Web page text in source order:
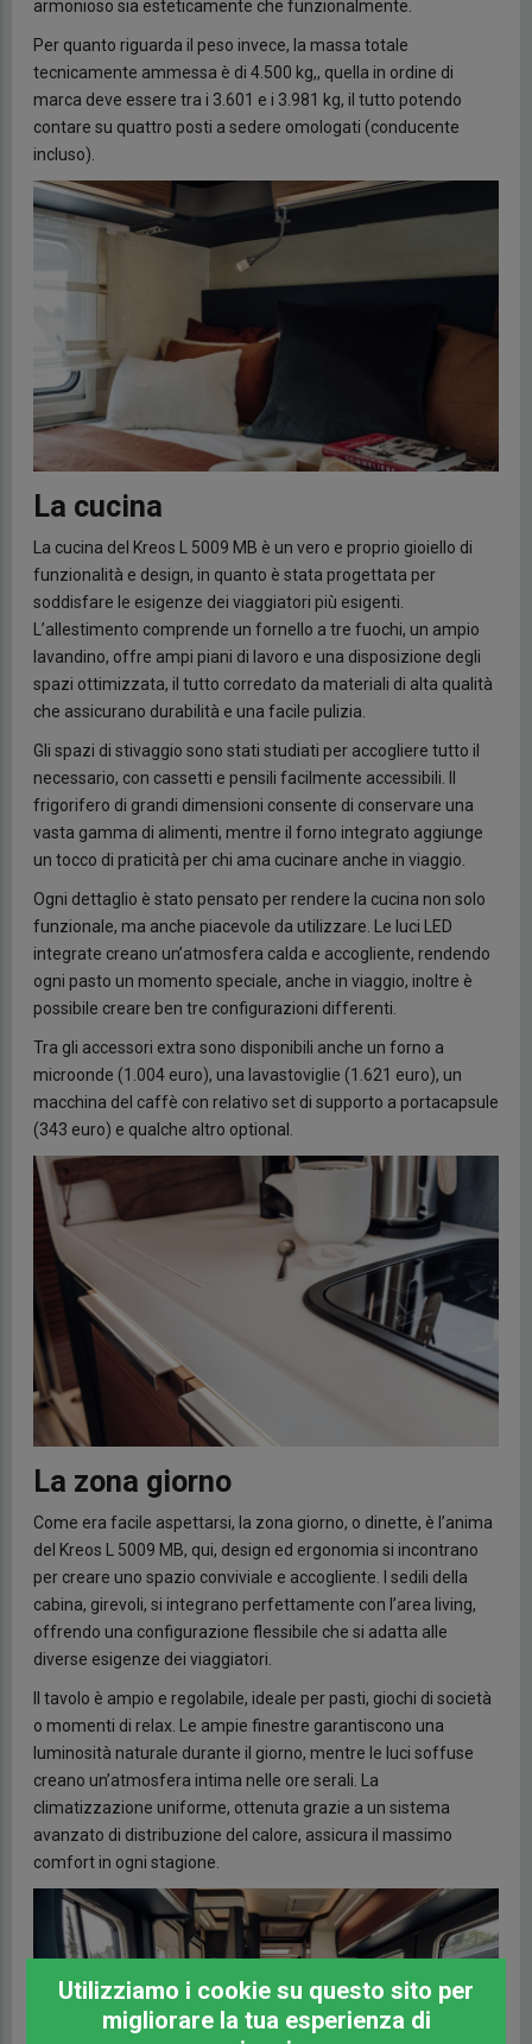
armonioso sia esteticamente che funzionalmente.
Per quanto riguarda il peso invece, la massa totale
tecnicamente ammessa è di 4.500 kg,, quella in ordine di
marca deve essere tra i 3.601 e i 3.981 kg, il tutto potendo
contare su quattro posti a sedere omologati (conducente
incluso).
La cucina
La cucina del Kreos L 5009 MB è un vero e proprio gioiello di
funzionalità e design, in quanto è stata progettata per
soddisfare le esigenze dei viaggiatori più esigenti.
L’allestimento comprende un fornello a tre fuochi, un ampio
lavandino, offre ampi piani di lavoro e una disposizione degli
spazi ottimizzata, il tutto corredato da materiali di alta qualità
che assicurano durabilità e una facile pulizia.
Gli spazi di stivaggio sono stati studiati per accogliere tutto il
necessario, con cassetti e pensili facilmente accessibili. Il
frigorifero di grandi dimensioni consente di conservare una
vasta gamma di alimenti, mentre il forno integrato aggiunge
un tocco di praticità per chi ama cucinare anche in viaggio.
Ogni dettaglio è stato pensato per rendere la cucina non solo
funzionale, ma anche piacevole da utilizzare. Le luci LED
integrate creano un’atmosfera calda e accogliente, rendendo
ogni pasto un momento speciale, anche in viaggio, inoltre è
possibile creare ben tre configurazioni differenti.
Tra gli accessori extra sono disponibili anche un forno a
microonde (1.004 euro), una lavastoviglie (1.621 euro), un
macchina del caffè con relativo set di supporto a portacapsule
(343 euro) e qualche altro optional.
La zona giorno
Come era facile aspettarsi, la zona giorno, o dinette, è l’anima
del Kreos L 5009 MB, qui, design ed ergonomia si incontrano
per creare uno spazio conviviale e accogliente. I sedili della
cabina, girevoli, si integrano perfettamente con l’area living,
offrendo una configurazione flessibile che si adatta alle
diverse esigenze dei viaggiatori.
Il tavolo è ampio e regolabile, ideale per pasti, giochi di società
o momenti di relax. Le ampie finestre garantiscono una
luminosità naturale durante il giorno, mentre le luci soffuse
creano un’atmosfera intima nelle ore serali. La
climatizzazione uniforme, ottenuta grazie a un sistema
avanzato di distribuzione del calore, assicura il massimo
comfort in ogni stagione.
Utilizziamo i cookie su questo sito per
migliorare la tua esperienza di